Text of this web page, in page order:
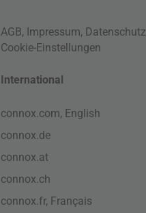
AGB, Impressum, Datenschutz
Cookie-Einstellungen
International
connox.com, English
connox.de
connox.at
connox.ch
connox.fr, Français